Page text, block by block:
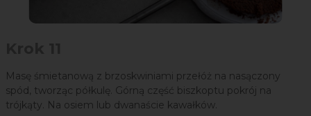
Masę śmietanową z brzoskwiniami przełóż na nasączony
spód, tworząc półkulę. Górną część biszkoptu pokrój na
trójkąty. Na osiem lub dwanaście kawałków.